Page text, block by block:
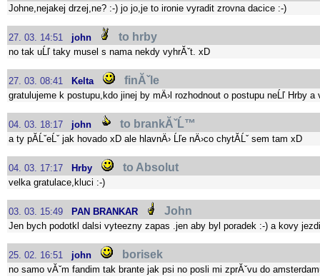
Johne,nejakej drzej,ne? :-) jo jo,je to ironie vyradit zrovna dacice :-)
27. 03. 14:51 john to hrby
no tak uĹľ taky musel s nama nekdy vyhrĂˇt. xD
27. 03. 08:41 Kelta finĂˇle
gratulujeme k postupu,kdo jinej by mÄ›l rozhodnout o postupu neĹľ Hrby a
04. 03. 18:17 john to brankĂˇĹ™
a ty pĂ­ĹˇeĹˇ jak hovado xD ale hlavnÄ› Ĺľe nÄ›co chytĂ­Ĺˇ sem tam xD
04. 03. 17:17 Hrby to Absolut
velka gratulace,kluci :-)
03. 03. 15:49 PAN BRANKAR John
Jen bych podotkl dalsi vyteezny zapas .jen aby byl poradek :-) a kovy
25. 02. 16:51 john borisek
no samo vĂˇm fandim tak brante jak psi no posli mi zprĂˇvu do